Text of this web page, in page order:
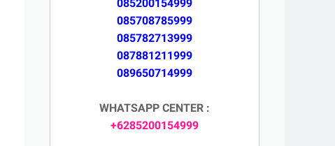
085200154999
085708785999
085782713999
087881211999
089650714999
WHATSAPP CENTER :
+6285200154999